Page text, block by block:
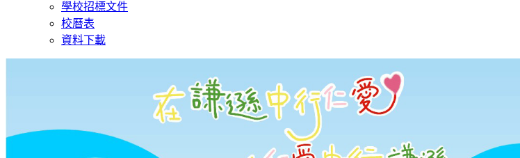
學校招標文件
校曆表
資料下載